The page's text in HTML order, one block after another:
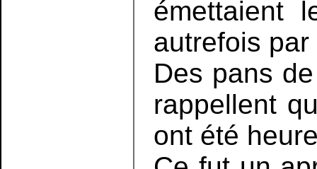
émettaient
autrefois
Des pans
rappellent
ont été